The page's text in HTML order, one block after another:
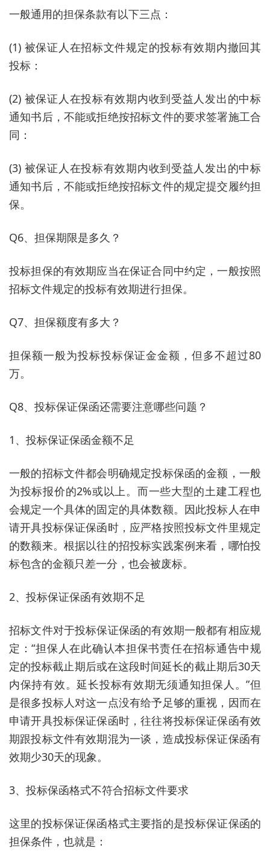
一般通用的担保条款有以下三点：
(1) 被保证人在招标文件规定的投标有效期内撤回其
投标：
(2) 被保证人在投标有效期内收到受益人发出的中标
通知书后，不能或拒绝按招标文件的要求签署施工合
同：
(3) 被保证人在投标有效期内收到受益人发出的中标
通知书后，不能或拒绝按招标文件的规定提交履约担
保。
Q6、担保期限是多久？
投标担保的有效期应当在保证合同中约定，一般按照
招标文件规定的投标有效期进行担保。
Q7、担保额度有多大？
担保额一般为投标投标保证金金额，但多不超过80
万。
Q8、投标保证保函还需要注意哪些问题？
1、投标保证保函金额不足
一般的招标文件都会明确规定投标保函的金额，一般
为投标报价的2%或以上。而一些大型的土建工程也
会规定一个具体的固定的具体数额。因此投标人在申
请开具投标保证保函时，应严格按照投标文件里规定
的数额来。根据以往的招投标实践案例来看，哪怕投
标包含的金额只差一分，也会被废标。
2、投标保证保函有效期不足
招标文件对于投标保证保函的有效期一般都有相应规
定：“担保人在此确认本担保书责任在招标通告中规
定的投标截止期后或在这段时间延长的截止期后30天
内保持有效。延长投标有效期无须通知担保人。”但
是很多投标人对这一点没有给予足够的重视，因而在
申请开具投标保证保函时，往往将投标保证保函有效
期跟投标文件有效期混为一谈，造成投标保证保函有
效期少30天的现象。
3、投标保函格式不符合招标文件要求
这里的投标保证保函格式主要指的是投标保证保函的
担保条件，也就是：